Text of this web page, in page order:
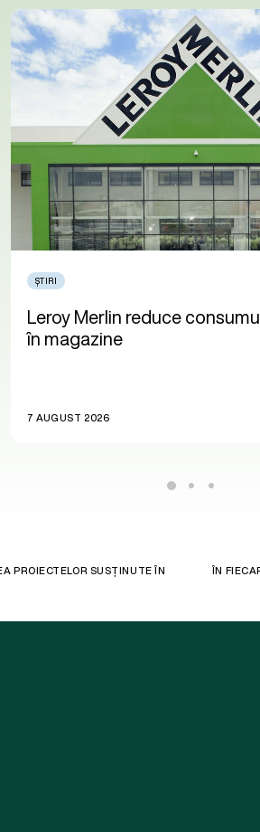
ȘTIRI
Leroy Merlin reduce
în magazine
7 AUGUST 2026
PROIECTELOR SUSȚINUTE ÎN
ÎN